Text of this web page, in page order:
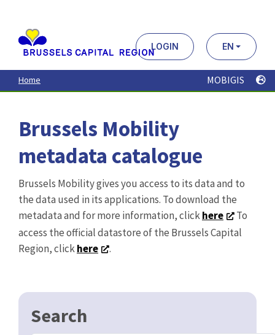
contenu
principal
LOGIN EN
Home MOBIGIS
Brussels Mobility
metadata catalogue
Brussels Mobility gives you access to its data and to
the data used in its applications. To download the
metadata and for more information, clickhere
To
access the official datastore of the Brussels Capital
Region, clickhere .
Search